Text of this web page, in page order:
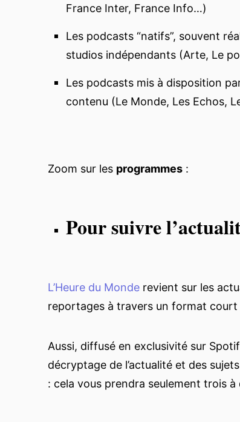
France Inter, France Info…)
Les podcasts “natifs”, souvent
studios indépendants (Arte, Le
Les podcasts mis à disposition
contenu (Le Monde, Les Echos,
Zoom sur les programmes :
Pour suivre
L’Heure du Monde revient sur les
reportages à travers un format court
Aussi, diffusé en exclusivité sur
décryptage de l’actualité et des
: cela vous prendra seulement trois